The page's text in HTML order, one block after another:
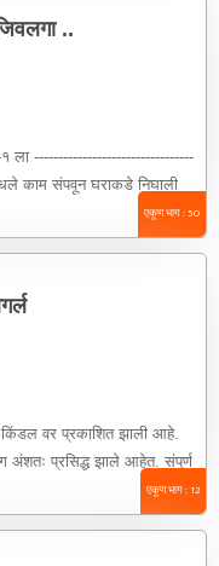
..
ला ---------------------------------
काम संपवून घराकडे निघाली
एकूण भाग : 50
वर प्रकाशित झाली आहे.
अंशतः प्रसिद्ध झाले आहेत. संपूर्ण
एकूण भाग : 12